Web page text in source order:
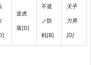
逆虎
落[D]
不退
ノ防
戦[B]
天手
力男
[D]